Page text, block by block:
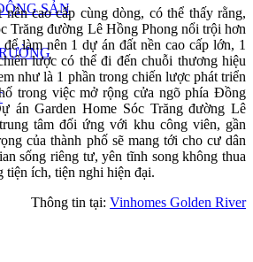
SẢN
cao cấp cùng dòng, có thể thấy rằng,
Trăng đường Lê Hồng Phong nổi trội hơn
làm nên 1 dự án đất nền cao cấp lớn, 1
lược có thể đi đến chuỗi thương hiệu
như là 1 phần trong chiến lược phát triển
trong việc mở rộng cửa ngõ phía Đồng
án Garden Home Sóc Trăng đường Lê
tâm đối ứng với khu công viên, gần
của thành phố sẽ mang tới cho cư dân
sống riêng tư, yên tĩnh song không thua
tiện ích, tiện nghi hiện đại.
Thông tin tại: Vinhomes Golden River